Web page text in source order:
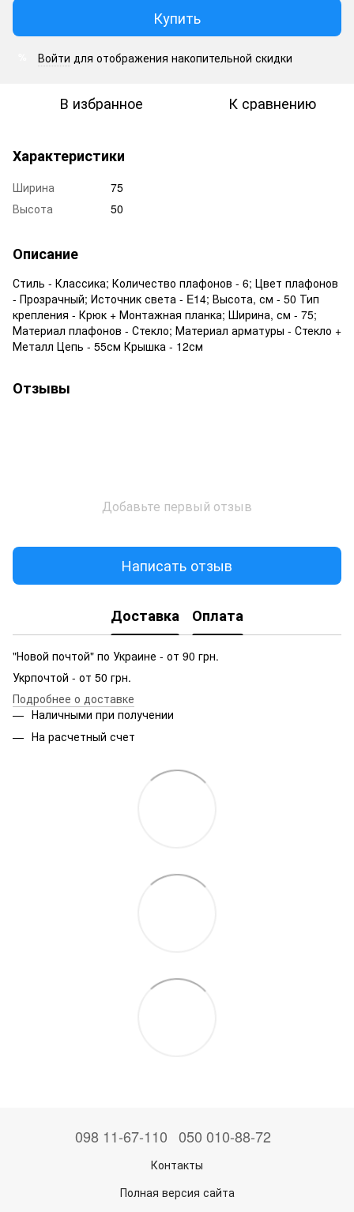
Купить
Войти для отображения накопительной скидки
В избранное К сравнению
Характеристики
Ширина
75
Высота
50
Описание
Стиль - Классика; Количество плафонов - 6; Цвет плафонов
- Прозрачный; Источник света - E14; Высота, см - 50 Тип
крепления - Крюк + Монтажная планка; Ширина, см - 75;
Материал плафонов - Стекло; Материал арматуры - Стекло +
Металл Цепь - 55см Крышка - 12см
Отзывы
Добавьте первый отзыв
Написать отзыв
Доставка Оплата
"Новой почтой" по Украине - от 90 грн.
Укрпочтой - от 50 грн.
Подробнее о доставке
Наличными при получении
На расчетный счет
098 11-67-110 050 010-88-72
Контакты
Полная версия сайта